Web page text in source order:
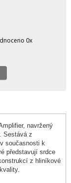
0x
navržený
Sestává z
současnosti k
představují srdce
z hliníkové